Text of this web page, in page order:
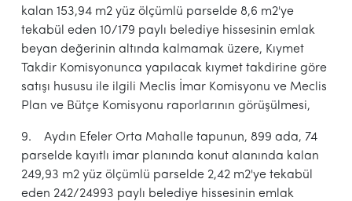
kalan 153,94 m2 yüz ölçümlü parselde 8,6 m2'ye
tekabül eden 10/179 paylı belediye hissesinin emlak
beyan değerinin altında kalmamak üzere, Kıymet
Takdir Komisyonunca yapılacak kıymet takdirine göre
satışı hususu ile ilgili Meclis İmar Komisyonu ve Meclis
Plan ve Bütçe Komisyonu raporlarının görüşülmesi,
9. Aydın Efeler Orta Mahalle tapunun, 899 ada, 74
parselde kayıtlı imar planında konut alanında kalan
249,93 m2 yüz ölçümlü parselde 2,42 m2'ye tekabül
eden 242/24993 paylı belediye hissesinin emlak